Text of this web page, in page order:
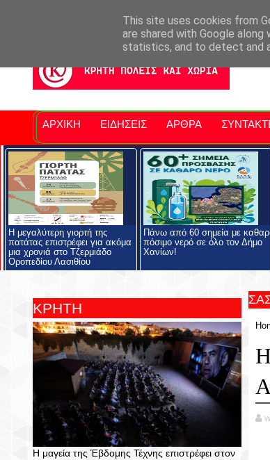
Νομός Λασιθίου Αγαπάμε
ΑΡΧΙΚΗ ΕΙΔΗΣΕΙΣ ΑΡΘΡΑ
Η μεγαλύτερη γιορτή της
πατάτας επιστρέφει για ακόμα
μια χρονιά στο Τζερμιάδο
Οροπεδίου Λασιθίου
Πάνω από 60 σημεία με
πόσιμο νερό σε όλο τον Δήμο
Χανίων!
ΚΡΗΤΗ
Η μαγεία της Έβδομης Τέχνης επιστρέφει στον
This site uses cookies from
are shared with Google
statistics, and to detect and